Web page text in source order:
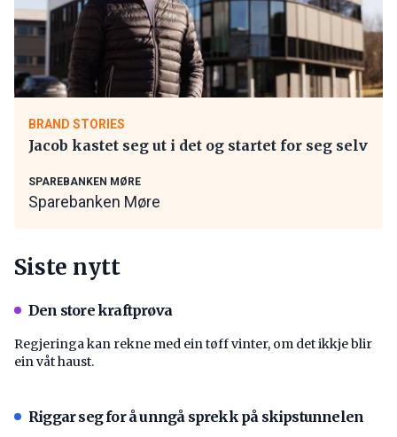
BRAND STORIES
Jacob kastet seg ut i det og startet for seg selv
SPAREBANKEN MØRE
Sparebanken Møre
Siste nytt
Den store kraftprøva
Regjeringa kan rekne med ein tøff vinter, om det ikkje blir
ein våt haust.
Riggar seg for å unngå sprekk på skipstunnelen